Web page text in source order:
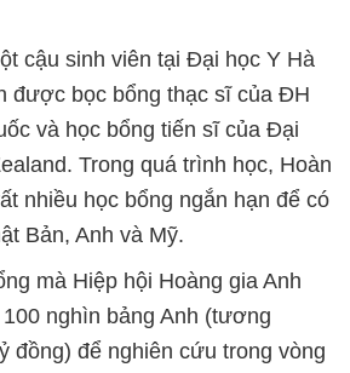
cậu sinh viên tại Đại học Y Hà
được bọc bổng thạc sĩ của ĐH
và học bổng tiến sĩ của Đại
Trong quá trình học, Hoàn
nhiều học bổng ngắn hạn để có
Bản, Anh và Mỹ.
mà Hiệp hội Hoàng gia Anh
nghìn bảng Anh (tương
đồng) để nghiên cứu trong vòng